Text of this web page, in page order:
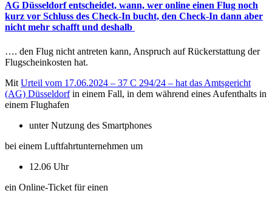
AG Düsseldorf entscheidet, wann, wer online einen Flug noch
kurz vor Schluss des Check-In bucht, den Check-In dann aber
nicht mehr schafft und deshalb
…. den Flug nicht antreten kann, Anspruch auf Rückerstattung der
Flugscheinkosten hat.
Mit Urteil vom 17.06.2024 – 37 C 294/24 – hat das Amtsgericht
(AG) Düsseldorfin einem Fall, in dem während eines Aufenthalts in
einem Flughafen
unter Nutzung des Smartphones
bei einem Luftfahrtunternehmen um
12.06 Uhr
ein Online-Ticket für einen